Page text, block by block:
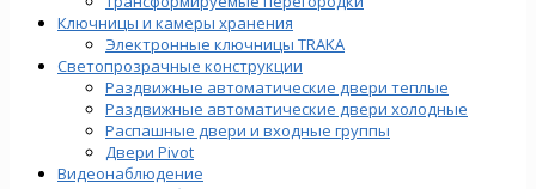
Ключницы и камеры хранения
Электронные ключницы TRAKA
Светопрозрачные конструкции
Раздвижные автоматические двери теплые
Раздвижные автоматические двери холодные
Распашные двери и входные группы
Двери Pivot
Видеонаблюдение